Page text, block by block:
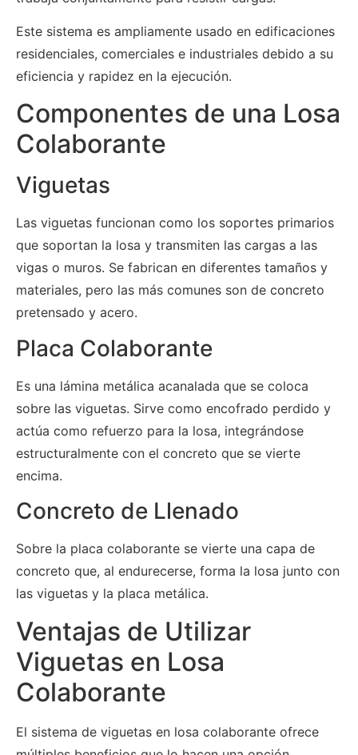
Este sistema es ampliamente usado en edificaciones
residenciales, comerciales e industriales debido a su
eficiencia y rapidez en la ejecución.
Componentes de una Losa
Colaborante
Viguetas
Las viguetas funcionan como los soportes primarios
que soportan la losa y transmiten las cargas a las
vigas o muros. Se fabrican en diferentes tamaños y
materiales, pero las más comunes son de concreto
pretensado y acero.
Placa Colaborante
Es una lámina metálica acanalada que se coloca
sobre las viguetas. Sirve como encofrado perdido y
actúa como refuerzo para la losa, integrándose
estructuralmente con el concreto que se vierte
encima.
Concreto de Llenado
Sobre la placa colaborante se vierte una capa de
concreto que, al endurecerse, forma la losa junto con
las viguetas y la placa metálica.
Ventajas de Utilizar
Viguetas en Losa
Colaborante
El sistema de viguetas en losa colaborante ofrece